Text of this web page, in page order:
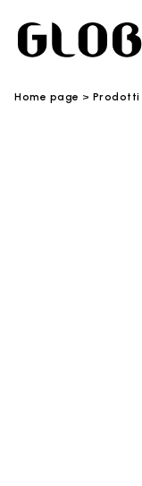
Home page Prodotti